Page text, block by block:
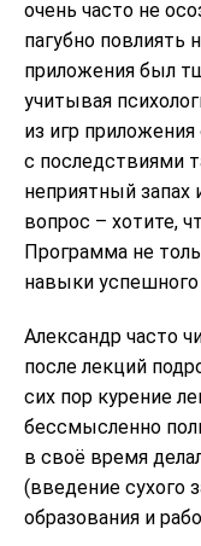
очень часто не
пагубно повлиять
приложения был
учитывая
из игр
с последствиями
неприятный запах
вопрос – хотите,
Программа не
навыки успешного
Александр часто
после лекций
сих пор курение
бессмысленно
в своё время
(введение сухого
образования и